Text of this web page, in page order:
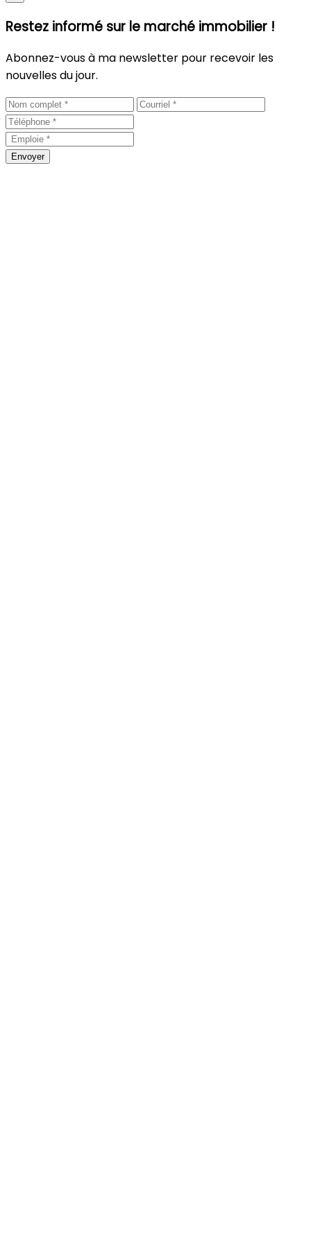
Restez informé sur le marché immobilier !
Abonnez-vous à ma newsletter pour recevoir les
nouvelles du jour.
Envoyer